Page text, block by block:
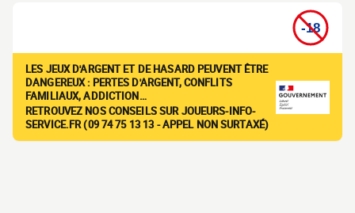
LES JEUX D'ARGENT ET DE HASARD PEUVENT ÊTRE
DANGEREUX : PERTES D'ARGENT, CONFLITS
FAMILIAUX, ADDICTION…
RETROUVEZ NOS CONSEILS SUR JOUEURS-INFO-
SERVICE.FR (09 74 75 13 13 - APPEL NON SURTAXÉ)